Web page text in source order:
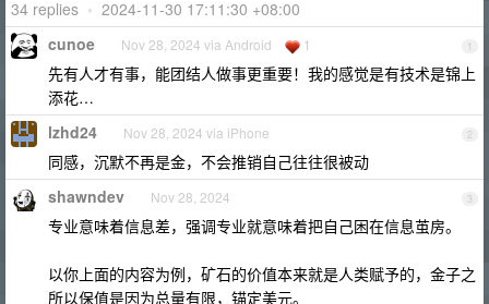
34 replies • 2024-11-30 17:11:30 +08:00
1
cunoe Nov 28, 2024 via Android 1
先有人才有事，能团结人做事更重要！我的感觉是有技术是锦上
添花…
2
lzhd24 Nov 28, 2024 via iPhone
同感，沉默不再是金，不会推销自己往往很被动
3
shawndev Nov 28, 2024
专业意味着信息差，强调专业就意味着把自己困在信息茧房。
以你上面的内容为例，矿石的价值本来就是人类赋予的，金子之
所以保值是因为总量有限，锚定美元。